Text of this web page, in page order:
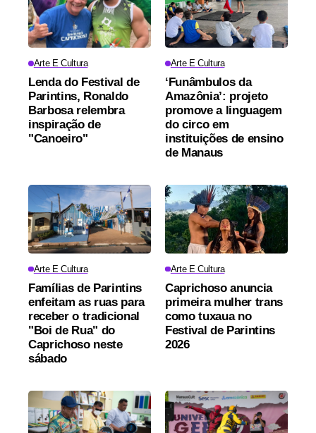
Arte E Cultura
Lenda do Festival de
Parintins, Ronaldo
Barbosa relembra
inspiração de
"Canoeiro"
Arte E Cultura
‘Funâmbulos da
Amazônia’: projeto
promove a linguagem
do circo em
instituições de ensino
de Manaus
Arte E Cultura
Famílias de Parintins
enfeitam as ruas para
receber o tradicional
"Boi de Rua" do
Caprichoso neste
sábado
Arte E Cultura
Caprichoso anuncia
primeira mulher trans
como tuxaua no
Festival de Parintins
2026